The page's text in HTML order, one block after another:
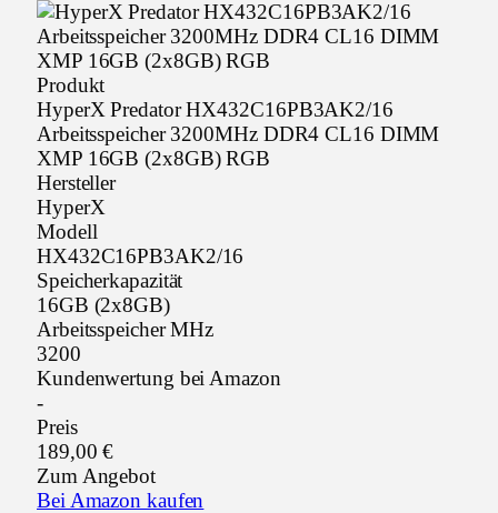
Produkt
HyperX Predator HX432C16PB3AK2/16
Arbeitsspeicher 3200MHz DDR4 CL16 DIMM
XMP 16GB (2x8GB) RGB
Hersteller
HyperX
Modell
HX432C16PB3AK2/16
Speicherkapazität
16GB (2x8GB)
Arbeitsspeicher MHz
3200
Kundenwertung bei Amazon
-
Preis
189,00 €
Zum Angebot
Bei Amazon kaufen